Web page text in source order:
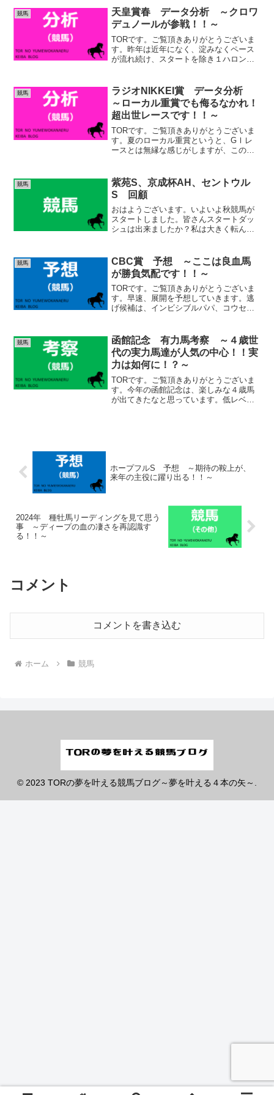
フリッカージャブと逃げ候補は揃ってい
ます。ママコチャ、ルガ...
競馬
天皇賞春 データ分析 ～クロワ
デュノールが参戦！！～
TORです。ご覧頂きありがとうございま
す。昨年は近年になく、淀みなくペース
が流れ続け、スタートを除き１ハロン
ップを刻み続けました。結果、上位２頭
以外の馬、全て上...
競馬
ラジオNIKKEI賞 データ分析
～ローカル重賞でも侮るなかれ！
超出世レースです！！～
TORです。ご覧頂きありがとうございま
す。夏のローカル重賞というと、GⅠレ
ースとは無縁な感じがしますが、このレ
GⅠ馬を始め、後に複数重賞を制してい
る馬を数多く輩出...
競馬
紫苑S、京成杯AH、セントウル
S 回顧
おはようございます。いよいよ秋競馬が
スタートしました。皆さんスタートダッ
シュは出来ましたか？私は大きく転んで
を楽しんでいきましょう。では早速、昨
日、一昨日の重賞３レース...
競馬
CBC賞 予想 ～ここは良血馬
が勝負気配です！！～
TORです。ご覧頂きありがとうございま
す。早速、展開を予想していきます。逃
げ候補は、インビシブルパパ、コウセ
ルパパがいくと思いますが、コウセキも
かなり速い馬です。レイピ...
競馬
函館記念 有力馬考察 ～４歳世
代の実力馬達が人気の中心！！実
力は如何に！？～
TORです。ご覧頂きありがとうございま
す。今年の函館記念は、楽しみな４歳馬
が出てきたなと思っています。低レベル
ホープフルS 予想 ～期待の鞍上が、
来年の主役に躍り出る！！～
2024年 種牡馬リーディングを見て思う
事 ～ディープの血の凄さを再認識す
る！！～
コメント
コメントを書き込む
ホーム 競馬
© 2023 TORの夢を叶える競馬ブログ～夢を叶える４本の矢～.